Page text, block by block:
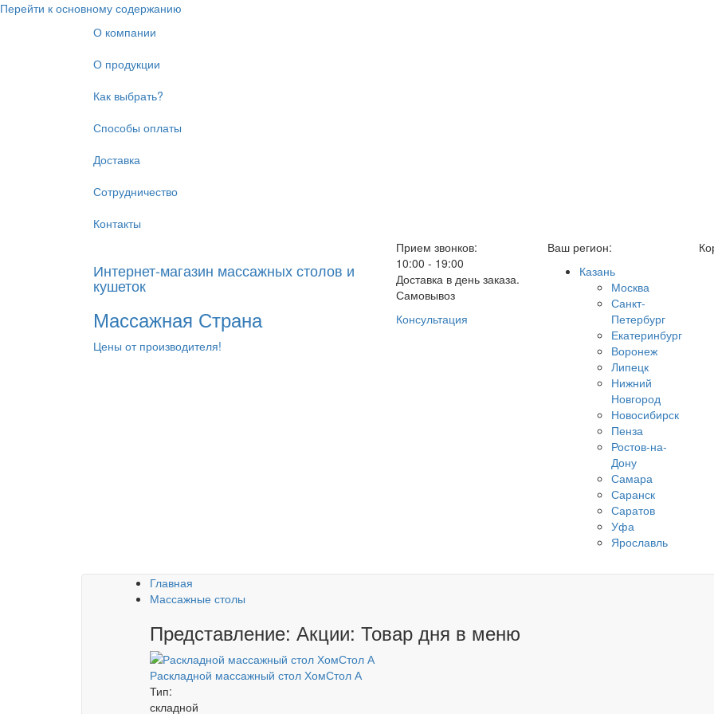
Перейти к основному содержанию
О компании
О продукции
Как выбрать?
Способы оплаты
Доставка
Сотрудничество
Контакты
Интернет-магазин массажных столов и
кушеток
Массажная Страна
Цены от производителя!
Прием звонков:
10:00 - 19:00
Доставка в день заказа.
Самовывоз
Консультация
Ваш регион:
Казань
Москва
Санкт-
Петербург
Екатеринбург
Воронеж
Липецк
Нижний
Новгород
Новосибирск
Пенза
Ростов-на-
Дону
Самара
Саранск
Саратов
Уфа
Ярославль
Главная
Массажные столы
Представление: Акции: Товар дня в меню
Раскладной массажный стол ХомСтол А
Тип:
складной